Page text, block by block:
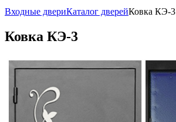
Входные двериКаталог дверейКовка КЭ-3
Ковка КЭ-3